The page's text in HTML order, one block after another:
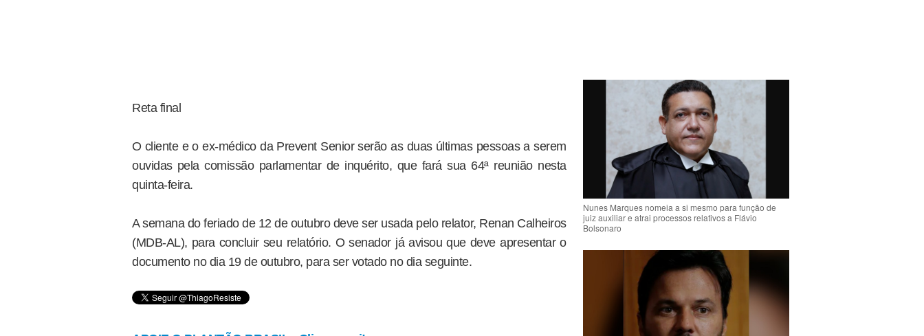
Reta final
O cliente e o ex-médico da Prevent Senior serão as duas últimas pessoas a serem
ouvidas pela comissão parlamentar de inquérito, que fará sua 64ª reunião nesta
quinta-feira.
A semana do feriado de 12 de outubro deve ser usada pelo relator, Renan Calheiros
(MDB-AL), para concluir seu relatório. O senador já avisou que deve apresentar o
documento no dia 19 de outubro, para ser votado no dia seguinte.
Nunes Marques nomeia a si mesmo para função de
juiz auxiliar e atrai processos relativos a Flávio
Bolsonaro